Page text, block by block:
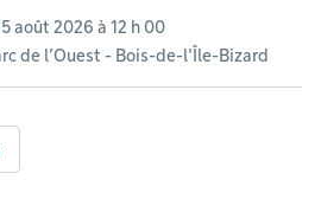
août 2026 à 12 h 00
de l’Ouest - Bois-de-l'Île-Bizard